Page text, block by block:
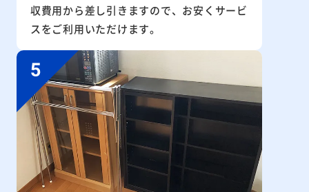
収費用から差し引きますので、お安くサービ
スをご利用いただけます。